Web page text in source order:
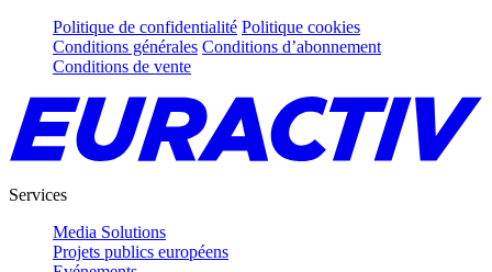
Politique de confidentialité Politique cookies
Conditions générales Conditions d’abonnement
Conditions de vente
Services
Media Solutions
Projets publics européens